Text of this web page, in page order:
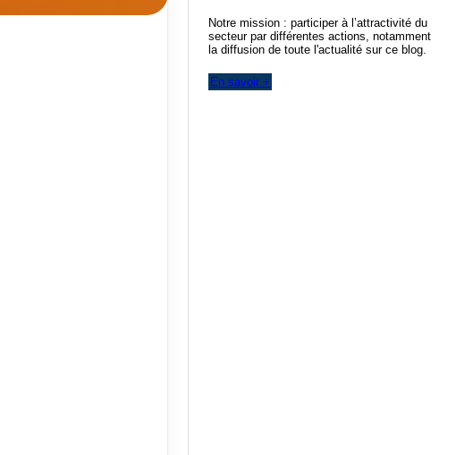
Notre mission : participer à l’attractivité du
secteur par différentes actions, notamment
la diffusion de toute l'actualité sur ce blog.
En savoir +